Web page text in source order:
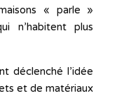
« parle »
n’habitent plus
déclenché l’idée
et de matériaux